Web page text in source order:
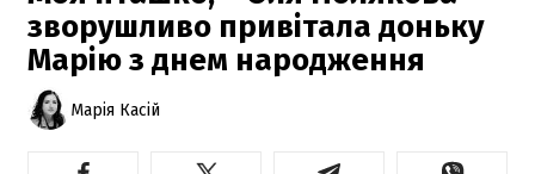
зворушливо привітала доньку
Марію з днем народження
Марія Касій